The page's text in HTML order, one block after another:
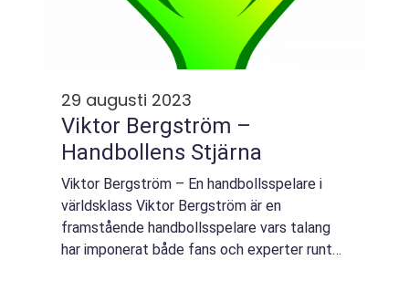
29 augusti 2023
Viktor Bergström –
Handbollens Stjärna
Viktor Bergström – En handbollsspelare i
världsklass Viktor Bergström är en
framstående handbollsspelare vars talang
har imponerat både fans och experter runt